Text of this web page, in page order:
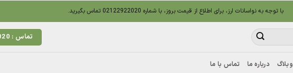
با توجه به نواسانات ارز، برای اطلاع از قیمت بروز، با شماره 02122922020 تماس بگیرید.
تماس : 02122922020
وبلاگ درباره ما تماس با ما